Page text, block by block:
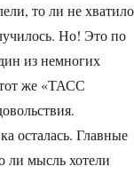
то ли не хватило
Но! Это по
из немногих
же «ТАСС
осталась. Главные
ли мысль хотели